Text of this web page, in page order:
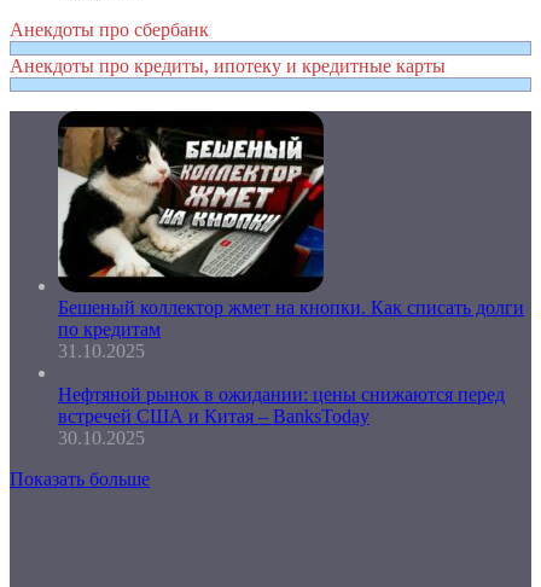
Анекдоты про сбербанк
Анекдоты про кредиты, ипотеку и кредитные карты
Бешеный коллектор жмет на кнопки. Как списать долги
по кредитам
31.10.2025
Нефтяной рынок в ожидании: цены снижаются перед
встречей США и Китая – BanksToday
30.10.2025
Показать больше